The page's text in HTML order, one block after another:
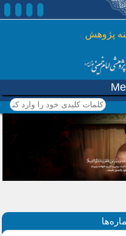
اصلی
پژوهش
کلمات کلیدی خود را وارد
کنید